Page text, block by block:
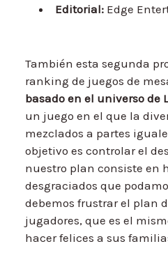
Editorial: Edge
También esta segunda
ranking de juegos de
basado en el universo de
un juego en el que la
mezclados a partes
objetivo es controlar el
nuestro plan consiste en
desgraciados que
debemos frustrar el plan
jugadores, que es el
hacer felices a sus